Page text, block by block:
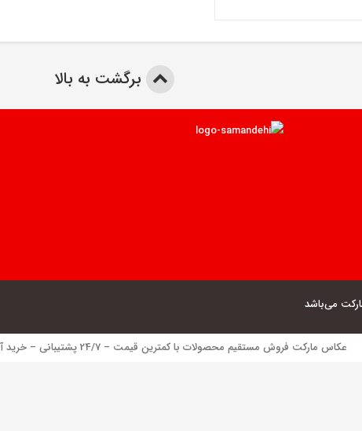
برگشت به بالا
می‌باشد
عکاس مارکت فروش مستقیم محصولات با کمترین قیمت – 24/7 پشتیبانی – خرید آسان با پرداخت الکترونیک